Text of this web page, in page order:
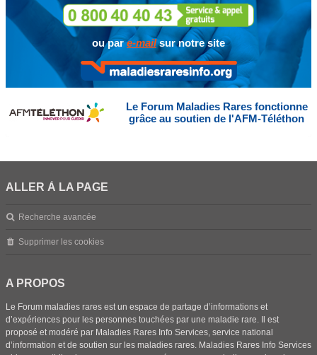
ou pare-mailsur notre site
Le Forum Maladies Rares fonctionne
grâce au soutien de l'AFM-Téléthon
ALLER À LA PAGE
Recherche avancée
Supprimer les cookies
A PROPOS
Le Forum maladies rares est un espace de partage d’informations et
d’expériences pour les personnes touchées par une maladie rare. Il est
proposé et modéré par Maladies Rares Info Services, service national
d’information et de soutien sur les maladies rares. Maladies Rares Info Services